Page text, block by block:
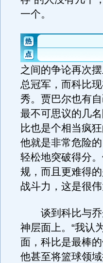
一个。
之间的争论再次
总冠军，而科比
秀。贾巴尔也有
最不可思议的几
比也是个相当疯
他就是非常危险
轻松地突破得分
规，而且更难得
战斗力，这是很
谈到科比与乔
神层面上。“我认
面，科比是最棒
他甚至将篮球领